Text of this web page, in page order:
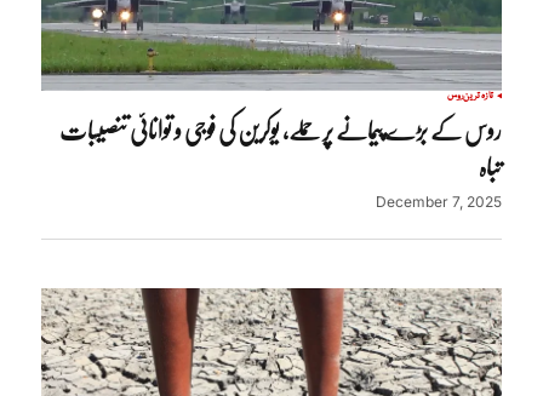
تازہ ترینروس
روس کے بڑے پیمانے پر حملے، یوکرین کی فوجی و توانائی تنصیبات
تباہ
December 7, 2025